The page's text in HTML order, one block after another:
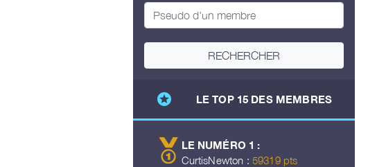
RECHERCHER
stars LE TOP 15 DES MEMBRES
LE NUMÉRO 1 :
CurtisNewton : 59319 pts